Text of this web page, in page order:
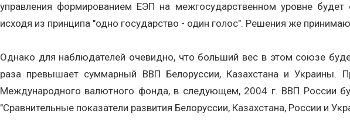
управления формированием ЕЭП на межгосударственном уровне будет
исходя из принципа "одно государство - один голос". Решения же
Однако для наблюдателей очевидно, что больший вес в этом союзе
раза превышает суммарный ВВП Белоруссии, Казахстана и Украины.
Международного валютного фонда, в следующем, 2004 г. ВВП России
"Сравнительные показатели развития Белоруссии, Казахстана, России и